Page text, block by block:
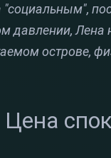
Лена
острове,